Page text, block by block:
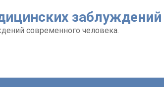
заблуждений
современного человека.